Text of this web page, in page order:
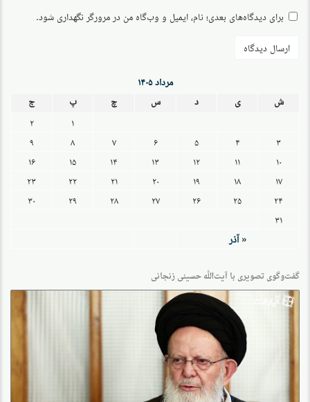
برای دیدگاه‌های بعدی؛ نام، ایمیل و وب‌گاه من در مرورگر نگهداری شود.
مرداد ۱۴۰۵
ش
ی د س چ پ
ج
۱
۲
۳
۴ ۵ ۶ ۷ ۸
۹
۱۰
۱۱ ۱۲ ۱۳ ۱۴ ۱۵
۱۶
۱۷
۱۸ ۱۹ ۲۰ ۲۱ ۲۲
۲۳
۲۴
۲۵ ۲۶ ۲۷ ۲۸ ۲۹
۳۰
۳۱
« آذر
گفت‌وگو‌ی تصویری با آیت‌الله حسینی زنجانی